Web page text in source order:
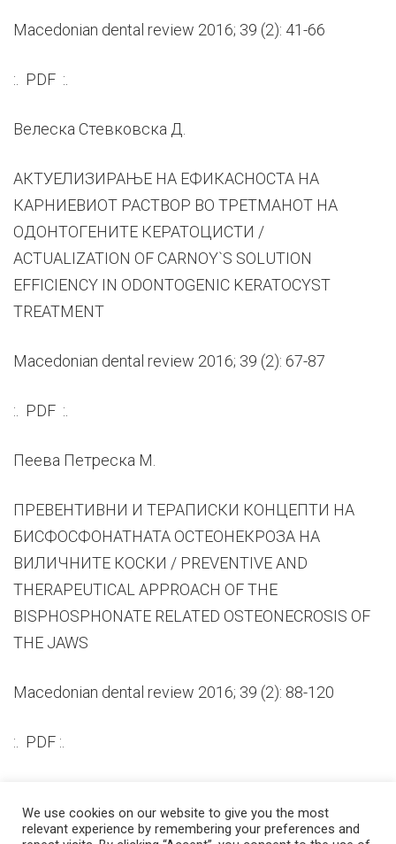
Macedonian dental review 2016; 39 (2): 41-66
:. PDF :.
Велеска Стевковска Д.
АКТУЕЛИЗИРАЊЕ НА ЕФИКАСНОСТА НА
КАРНИЕВИОТ РАСТВОР ВО ТРЕТМАНОТ НА
ОДОНТОГЕНИТЕ КЕРАТОЦИСТИ /
ACTUALIZATION OF CARNOY`S SOLUTION
EFFICIENCY IN ODONTOGENIC KERATOCYST
TREATMENT
Macedonian dental review 2016; 39 (2): 67-87
:. PDF :.
Пеева Петреска М.
ПРЕВЕНТИВНИ И ТЕРАПИСКИ КОНЦЕПТИ НА
БИСФОСФОНАТНАТА ОСТЕОНЕКРОЗА НА
ВИЛИЧНИТЕ КОСКИ / PREVENTIVE AND
THERAPEUTICAL APPROACH OF THE
BISPHOSPHONATE RELATED OSTEONECROSIS OF
THE JAWS
Macedonian dental review 2016; 39 (2): 88-120
:. PDF :.
We use cookies on our website to give you the most
relevant experience by remembering your preferences and